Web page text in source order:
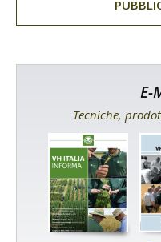
E-
Tecniche,